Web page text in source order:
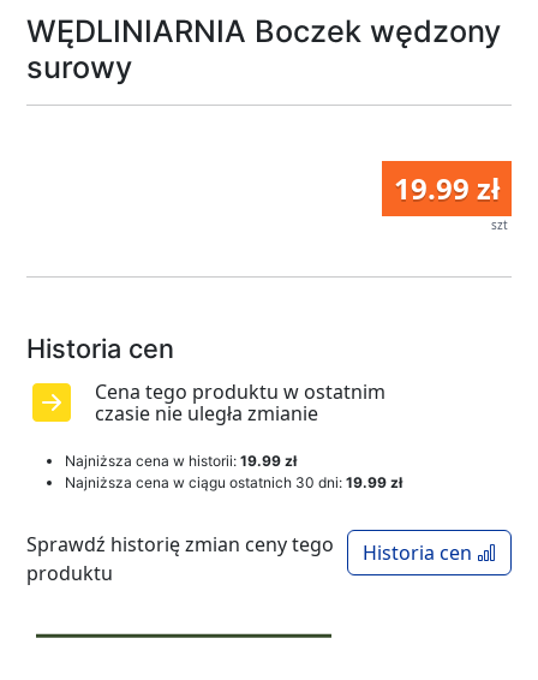
WĘDLINIARNIA Boczek wędzony
surowy
19.99 zł
szt
Historia cen
Cena tego produktu w ostatnim
czasie nie uległa zmianie
Najniższa cena w historii: 19.99 zł
Najniższa cena w ciągu ostatnich 30 dni: 19.99 zł
Historia cen
Sprawdź historię zmian ceny tego
produktu